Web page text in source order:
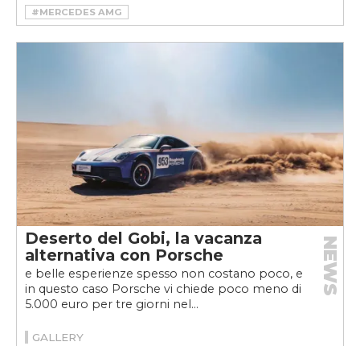
#MERCEDES AMG
#MERCEDES-AMG CLA 45 4MATIC+
Deserto del Gobi, la vacanza
alternativa con Porsche
e belle esperienze spesso non costano poco, e
in questo caso Porsche vi chiede poco meno di
5.000 euro per tre giorni nel...
NEWS
GALLERY